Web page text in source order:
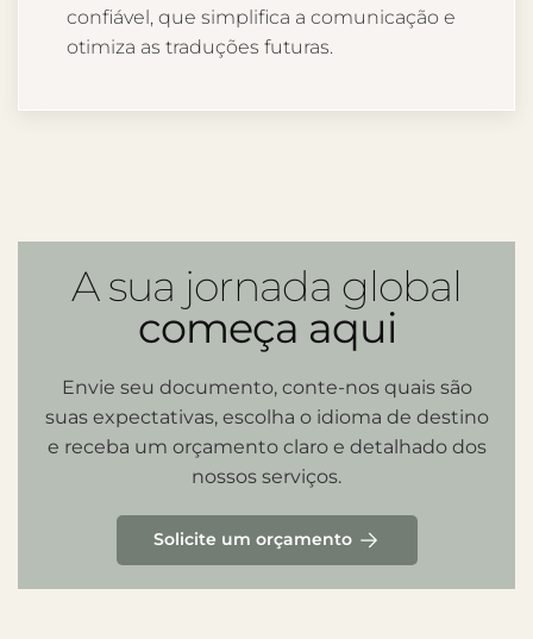
confiável, que simplifica a comunicação e
otimiza as traduções futuras.
A sua jornada global
começa aqui
Envie seu documento, conte-nos quais são
suas expectativas, escolha o idioma de destino
e receba um orçamento claro e detalhado dos
nossos serviços.
Solicite um orçamento